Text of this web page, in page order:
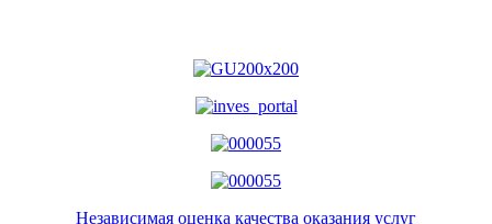
Независимая оценка качества оказания услуг